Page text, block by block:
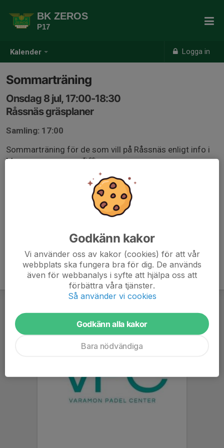
Kalender Logga in
BK ZEROS
P17
Sommarträning
Onsdag 8 jul, 17:00-18:30
Råssnäs gräsplaner
Samling: 17:00
Sommarträning för de som vill på Råssnäs enligt info i
Messengergruppen ⚽️💚
Godkänn kakor
Vi använder oss av kakor (cookies) för att vår
webbplats ska fungera bra för dig. De används
även för webbanalys i syfte att hjälpa oss att
förbättra våra tjänster.
Så använder vi cookies
Godkänn alla kakor
Bara nödvändiga